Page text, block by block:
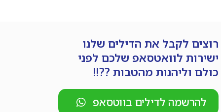
רוצים לקבל את הדילים שלנו
ישירות לוואטסאפ שלכם לפני
כולם וליהנות מהטבות ??!!
להרשמה לדילים בווטסאפ